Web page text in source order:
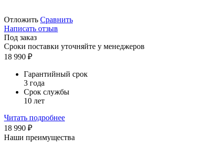
Отложить Сравнить
Написать отзыв
Под заказ
Сроки поставки уточняйте у менеджеров
18 990 ₽
Гарантийный срок
3 года
Срок службы
10 лет
Читать подробнее
18 990 ₽
Наши преимущества